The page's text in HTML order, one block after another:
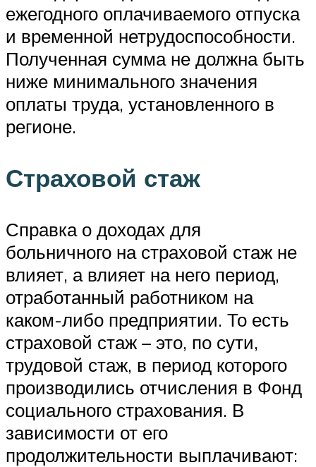
ежегодного оплачиваемого отпуска
и временной нетрудоспособности.
Полученная сумма не должна быть
ниже минимального значения
оплаты труда, установленного в
регионе.
Страховой стаж
Справка о доходах для
больничного на страховой стаж не
влияет, а влияет на него период,
отработанный работником на
каком-либо предприятии. То есть
страховой стаж – это, по сути,
трудовой стаж, в период которого
производились отчисления в Фонд
социального страхования. В
зависимости от его
продолжительности выплачивают: